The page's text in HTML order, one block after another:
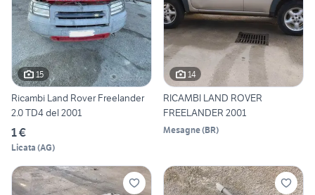
15
Ricambi Land Rover Freelander
2.0 TD4 del 2001
1 €
Licata (AG)
14
RICAMBI LAND ROVER
FREELANDER 2001
Mesagne(BR)